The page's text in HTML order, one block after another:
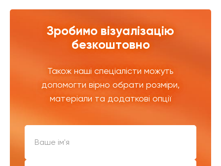
Зробимо візуалізацію
безкоштовно
Також наші спеціалісти можуть
допомогти вірно обрати розміри,
матеріали та додаткові опції